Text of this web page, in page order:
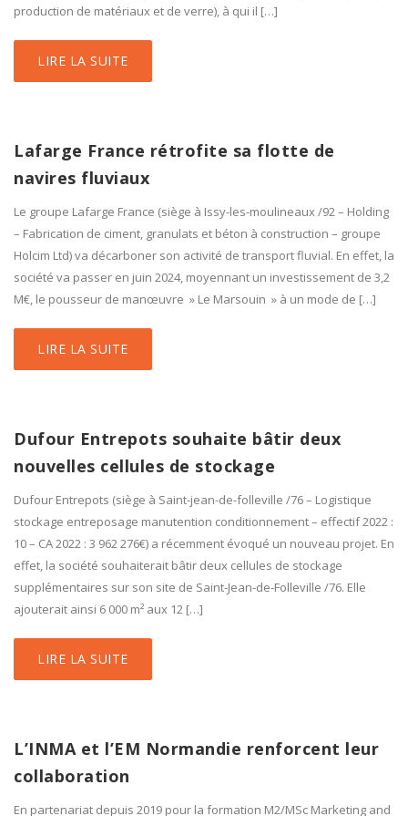
production de matériaux et de verre), à qui il […]
LIRE LA SUITE
Lafarge France rétrofite sa flotte de
navires fluviaux
Le groupe Lafarge France (siège à Issy-les-moulineaux /92 – Holding
– Fabrication de ciment, granulats et béton à construction – groupe
Holcim Ltd) va décarboner son activité de transport fluvial. En effet, la
société va passer en juin 2024, moyennant un investissement de 3,2
M€, le pousseur de manœuvre » Le Marsouin » à un mode de […]
LIRE LA SUITE
Dufour Entrepots souhaite bâtir deux
nouvelles cellules de stockage
Dufour Entrepots (siège à Saint-jean-de-folleville /76 – Logistique
stockage entreposage manutention conditionnement – effectif 2022 :
10 – CA 2022 : 3 962 276€) a récemment évoqué un nouveau projet. En
effet, la société souhaiterait bâtir deux cellules de stockage
supplémentaires sur son site de Saint-Jean-de-Folleville /76. Elle
ajouterait ainsi 6 000 m² aux 12 […]
LIRE LA SUITE
L’INMA et l’EM Normandie renforcent leur
collaboration
En partenariat depuis 2019 pour la formation M2/MSc Marketing and